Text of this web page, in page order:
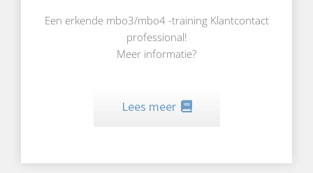
Een erkende mbo3/mbo4 -training Klantcontact
professional!
Meer informatie?
Lees meer